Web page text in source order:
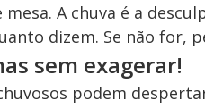
A chuva é a
dizem. Se não for,
sem exagerar!
podem